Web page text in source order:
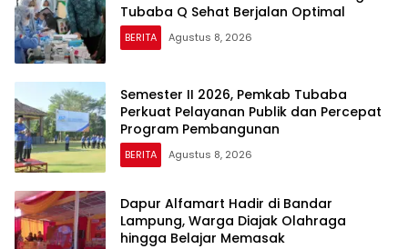
Tubaba Q Sehat Berjalan Optimal
BERITA Agustus 8, 2026
Semester II 2026, Pemkab Tubaba
Perkuat Pelayanan Publik dan Percepat
Program Pembangunan
BERITA Agustus 8, 2026
Dapur Alfamart Hadir di Bandar
Lampung, Warga Diajak Olahraga
hingga Belajar Memasak